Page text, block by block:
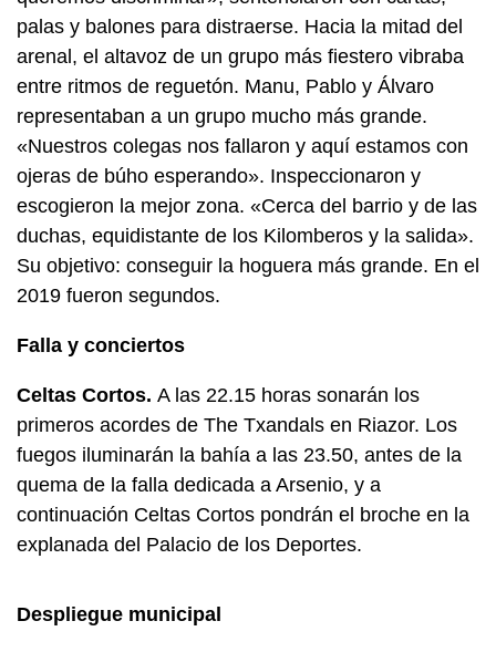
palas y balones para distraerse. Hacia la mitad del
arenal, el altavoz de un grupo más fiestero vibraba
entre ritmos de reguetón. Manu, Pablo y Álvaro
representaban a un grupo mucho más grande.
«Nuestros colegas nos fallaron y aquí estamos con
ojeras de búho esperando». Inspeccionaron y
escogieron la mejor zona. «Cerca del barrio y de las
duchas, equidistante de los Kilomberos y la salida».
Su objetivo: conseguir la hoguera más grande. En el
2019 fueron segundos.
Falla y conciertos
Celtas Cortos. A las 22.15 horas sonarán los
primeros acordes de The Txandals en Riazor. Los
fuegos iluminarán la bahía a las 23.50, antes de la
quema de la falla dedicada a Arsenio, y a
continuación Celtas Cortos pondrán el broche en la
explanada del Palacio de los Deportes.
Despliegue municipal